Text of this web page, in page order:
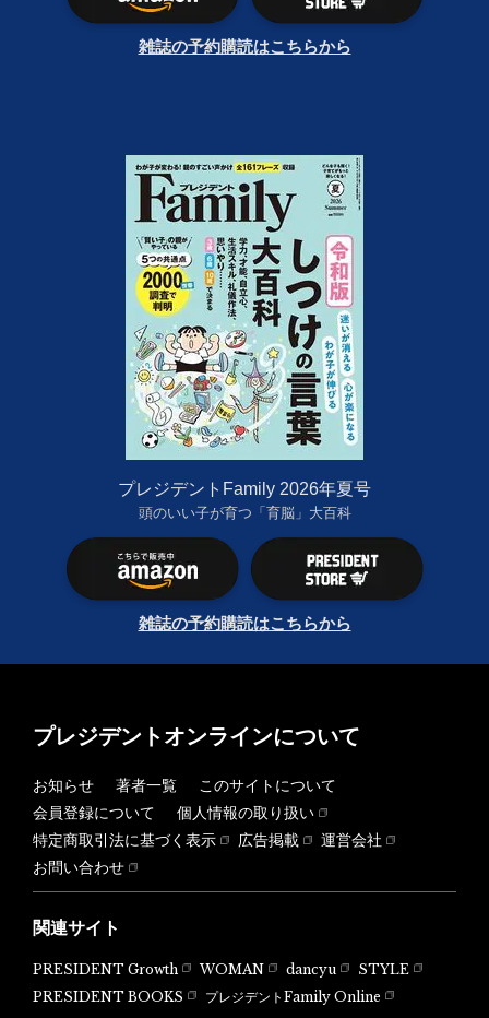
雑誌の予約購読はこちらから
プレジデントFamily 2026年夏号
頭のいい子が育つ「育脳」大百科
雑誌の予約購読はこちらから
プレジデントオンラインについて
お知らせ 著者一覧
このサイトについて
会員登録について
個人情報の取り扱い
特定商取引法に基づく表示
広告掲載
運営会社
お問い合わせ
関連サイト
PRESIDENT Growth WOMAN dancyu
STYLE
PRESIDENT BOOKS
プレジデントFamily Online